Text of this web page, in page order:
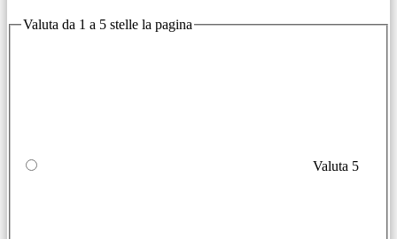
Valuta da 1 a 5 stelle la pagina
Valuta 5